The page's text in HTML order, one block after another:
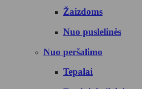
Žaizdoms
Nuo puslelinės
Nuo peršalimo
Tepalai